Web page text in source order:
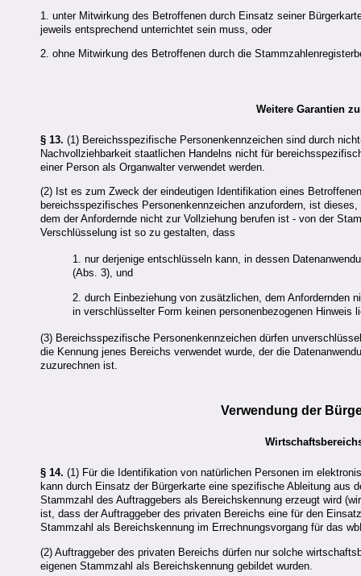
1. unter Mitwirkung des Betroffenen durch Einsatz seiner
jeweils entsprechend unterrichtet sein muss, oder
2. ohne Mitwirkung des Betroffenen durch die
Weitere Garantien
§ 13. (1) Bereichsspezifische Personenkennzeichen sind durch
Nachvollziehbarkeit staatlichen Handelns nicht für
einer Person als Organwalter verwendet werden.
(2) Ist es zum Zweck der eindeutigen Identifikation eines
bereichsspezifisches Personenkennzeichen anzufordern, ist
dem der Anfordernde nicht zur Vollziehung berufen ist - von der
Verschlüsselung ist so zu gestalten, dass
1. nur derjenige entschlüsseln kann, in dessen
(Abs. 3), und
2. durch Einbeziehung von zusätzlichen, dem Anfordernden
in verschlüsselter Form keinen personenbezogenen Hinweis
(3) Bereichsspezifische Personenkennzeichen dürfen
die Kennung jenes Bereichs verwendet wurde, der die
zuzurechnen ist.
Verwendung der
§ 14. (1) Für die Identifikation von natürlichen Personen im
kann durch Einsatz der Bürgerkarte eine spezifische Ableitung aus
Stammzahl des Auftraggebers als Bereichskennung erzeugt wird
ist, dass der Auftraggeber des privaten Bereichs eine für den
Stammzahl als Bereichskennung im Errechnungsvorgang für das
(2) Auftraggeber des privaten Bereichs dürfen nur solche
eigenen Stammzahl als Bereichskennung gebildet wurden.